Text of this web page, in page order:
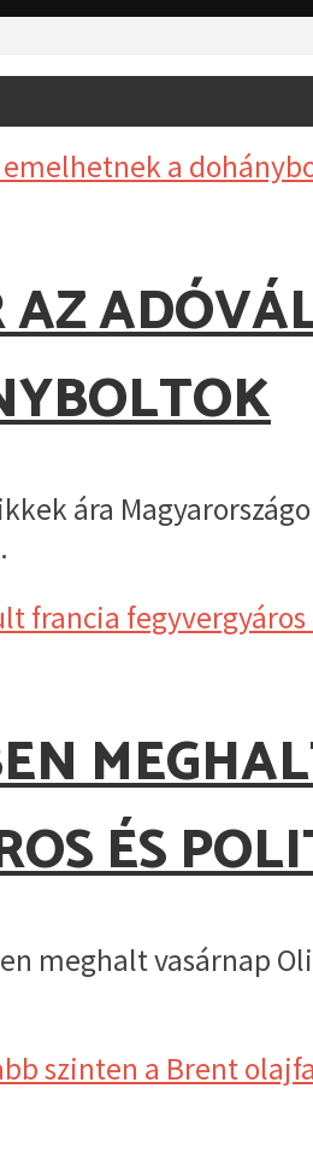
ára
ÉS
meghalt vasárnap